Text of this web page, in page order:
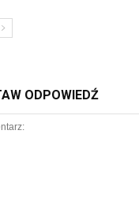
ODPOWIEDŹ